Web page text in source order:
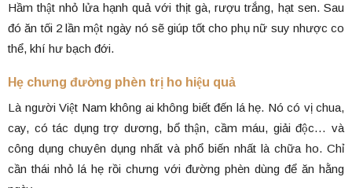
Hầm thật nhỏ lửa hạnh quả với thịt gà, rượu trắng, hạt sen. Sau
đó ăn tối 2 lần một ngày nó sẽ giúp tốt cho phụ nữ suy nhược co
thể, khí hư bạch đới.
Hẹ chưng đường phèn trị ho hiệu quả
Là người Việt Nam không ai không biết đến lá hẹ. Nó có vị chua,
cay, có tác dụng trợ dương, bổ thận, cầm máu, giải độc… và
công dụng chuyên dụng nhất và phổ biến nhất là chữa ho. Chỉ
cần thái nhỏ lá hẹ rồi chưng với đường phèn dùng để ăn hằng